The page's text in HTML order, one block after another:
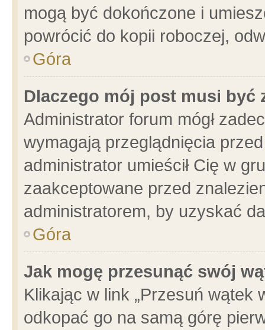
mogą być dokończone i
powrócić do kopii roboczej,
Góra
Dlaczego mój post musi być
Administrator forum mógł
wymagają przeglądnięcia
administrator umieścił Cię w
zaakceptowane przed
administratorem, by uzyskać
Góra
Jak mogę przesunąć swój
Klikając w link „Przesuń wątek
odkopać go na samą górę